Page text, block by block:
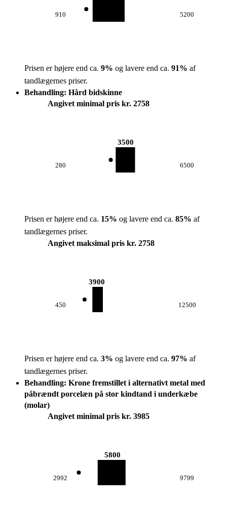
910 5200
Prisen er højere end ca. 9% og lavere end ca. 91% af
tandlægernes priser.
Behandling: Hård bidskinne
Angivet minimal pris kr. 2758
280
3500
6500
Prisen er højere end ca. 15% og lavere end ca. 85% af
tandlægernes priser.
Angivet maksimal pris kr. 2758
450
3900
12500
Prisen er højere end ca. 3% og lavere end ca. 97% af
tandlægernes priser.
Behandling: Krone fremstillet i alternativt metal med
påbrændt porcelæn på stor kindtand i underkæbe
(molar)
Angivet minimal pris kr. 3985
2992
5800
9799